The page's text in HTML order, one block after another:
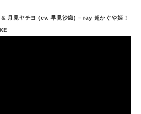
月見ヤチヨ (cv. 早見沙織) – ray 超かぐや姫！